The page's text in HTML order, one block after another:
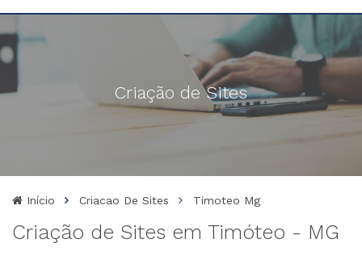
Criação de Sites
Início Criacao De Sites Timoteo Mg
Criação de Sites em Timóteo - MG